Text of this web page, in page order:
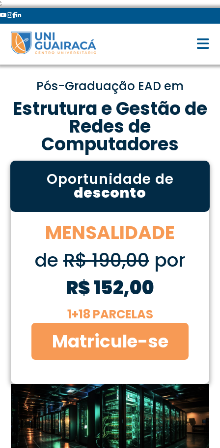
';
Pós-Graduação EAD em
Estrutura e Gestão de
Redes de
Computadores
Oportunidade de
desconto
MENSALIDADE
deR$ 190,00por
R$ 152,00
1+18 PARCELAS
Matricule-se